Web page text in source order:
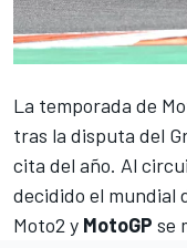
La temporada de
tras la disputa del
cita del año. Al
decidido el mundial
Moto2 y MotoGP se